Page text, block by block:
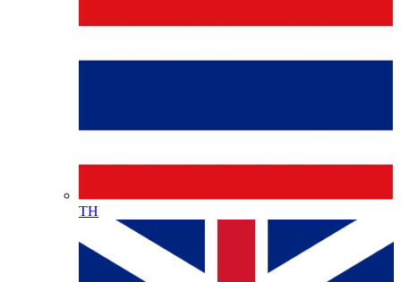
TH